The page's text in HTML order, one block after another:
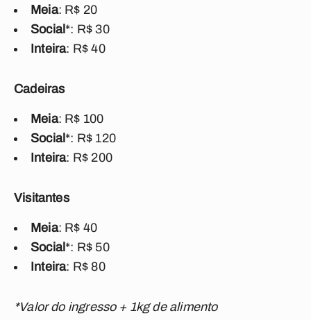
Meia: R$ 20
Social *: R$ 30
Inteira: R$ 40
Cadeiras
Meia: R$ 100
Social *: R$ 120
Inteira: R$ 200
Visitantes
Meia: R$ 40
Social *: R$ 50
Inteira: R$ 80
*Valor do ingresso + 1kg de alimento